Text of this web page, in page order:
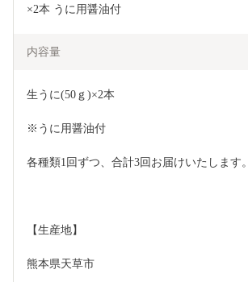
×2本 うに用醤油付
内容量
生うに(50ｇ)×2本
※うに用醤油付
各種類1回ずつ、合計3回お届けいたします。
【生産地】
熊本県天草市